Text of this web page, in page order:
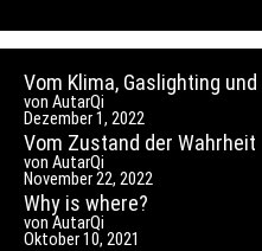
Vom Klima, Gaslighting
von AutarQi
Dezember 1, 2022
Vom Zustand der Wahrheit
von AutarQi
November 22, 2022
Why is where?
von AutarQi
Oktober 10, 2021